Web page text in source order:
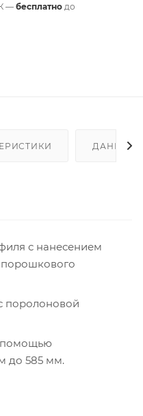
—бесплатно до
ДАННЫЕ
с нанесением
поролоновой
помощью
до 585 мм.